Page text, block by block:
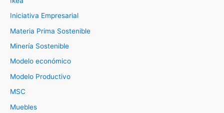
Iniciativa Empresarial
Materia Prima Sostenible
Minería Sostenible
Modelo económico
Modelo Productivo
MSC
Muebles